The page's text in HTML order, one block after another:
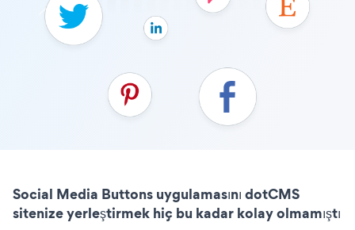
Social Media Buttons uygulamasını dotCMS
sitenize yerleştirmek hiç bu kadar kolay olmamıştı